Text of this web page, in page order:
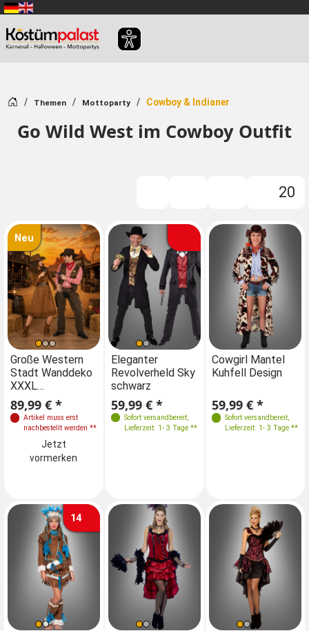
Zum Hauptinhalt springen
Startseite
Themen Mottoparty Cowboy & Indianer
Go Wild West im Cowboy Outfit
20
Neu
Große Western
Stadt Wanddeko
XXXL
300x500cm
89,99 € *
Artikel muss erst
nachbestellt werden **
Jetzt
vormerken
Größen
Rot S 46
Rot XXL 56
Braun M 48
Braun XL 52
Eleganter
Revolverheld Sky
schwarz
59,99 € *
Sofort versandbereit,
Lieferzeit: 1- 3 Tage **
Größen
Rot S 46
Rot XXL 56
Braun M 48
Größen
36-38
40-42
44-46
Cowgirl Mantel
Kuhfell Design
59,99 € *
Sofort versandbereit,
Lieferzeit: 1- 3 Tage **
14